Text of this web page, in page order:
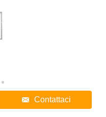
Contattaci